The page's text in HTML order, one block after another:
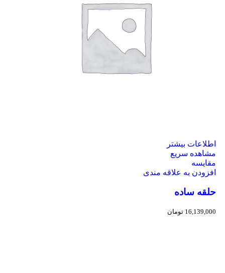
اطلاعات بیشتر
مشاهده سریع
مقایسه
افزودن به علاقه مندی
حلقه ساده
16,139,000 تومان